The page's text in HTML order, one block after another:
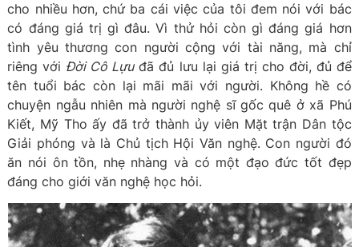
cho nhiều hơn, chứ ba cái việc của tôi đem nói với bác
có đáng giá trị gì đâu. Vì thử hỏi còn gì đáng giá hơn
tình yêu thương con người cộng với tài năng, mà chỉ
riêng với Đời Cô Lựuđã đủ lưu lại giá trị cho đời, đủ để
tên tuổi bác còn lại mãi mãi với người. Không hề có
chuyện ngẫu nhiên mà người nghệ sĩ gốc quê ở xã Phú
Kiết, Mỹ Tho ấy đã trở thành ủy viên Mặt trận Dân tộc
Giải phóng và là Chủ tịch Hội Văn nghệ. Con người đó
ăn nói ôn tồn, nhẹ nhàng và có một đạo đức tốt đẹp
đáng cho giới văn nghệ học hỏi.